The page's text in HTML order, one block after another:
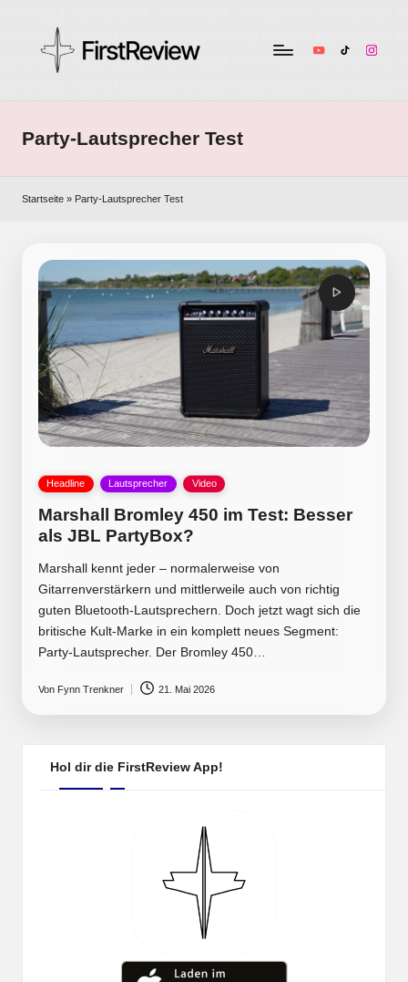
ir
t
w
Smart
Audio
unabhängig
YouTubeTikTok
Party-Lautsprecher Test
Startseite » Party-Lautsprecher Test
Posted
Headline Lautsprecher Video
Marshall Bromley 450 im Test: Besser
als JBL PartyBox?
Marshall kennt jeder – normalerweise von
Gitarrenverstärkern und mittlerweile auch von richtig
guten Bluetooth-Lautsprechern. Doch jetzt wagt sich die
britische Kult-Marke in ein komplett neues Segment:
Party-Lautsprecher. Der Bromley 450…
Posted
by
Von Fynn Trenkner 21. Mai 2026
Hol dir die FirstReview App!